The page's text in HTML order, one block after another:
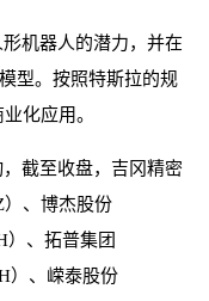
机器人的潜力，并在
型。按照特斯拉的规
化应用。
截至收盘，吉冈精密
）、博杰股份
）、拓普集团
）、嵘泰股份